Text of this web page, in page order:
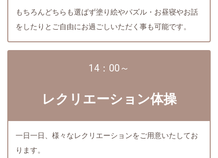
もちろんどちらも選ばず塗り絵やパズル・お昼寝やお話
をしたりとご自由にお過ごしいただく事も可能です。
14：00～
レクリエーション体操
一日一日、様々なレクリエーションをご用意いたしてお
ります。